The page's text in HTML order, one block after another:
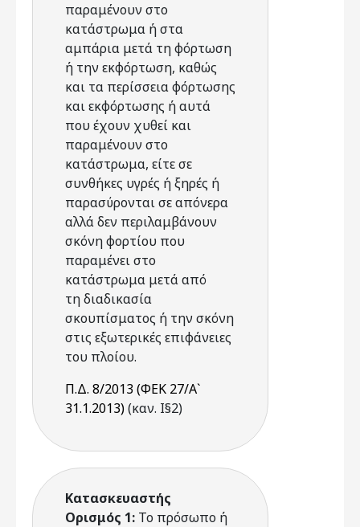
παραμένουν στο
κατάστρωμα ή στα
αμπάρια μετά τη φόρτωση
ή την εκφόρτωση, καθώς
και τα περίσσεια φόρτωσης
και εκφόρτωσης ή αυτά
που έχουν χυθεί και
παραμένουν στο
κατάστρωμα, είτε σε
συνθήκες υγρές ή ξηρές ή
παρασύρονται σε απόνερα
αλλά δεν περιλαμβάνουν
σκόνη φορτίου που
παραμένει στο
κατάστρωμα μετά από
τη διαδικασία
σκουπίσματος ή την σκόνη
στις εξωτερικές επιφάνειες
του πλοίου.
Π.Δ. 8/2013 (ΦΕΚ 27/Α`
31.1.2013)(καν. Ι§2)
Κατασκευαστής
Ορισμός 1: Το πρόσωπο ή